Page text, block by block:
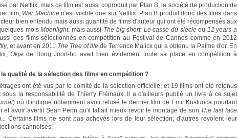
par Netflix, mais ce film est aussi coproduit par Plan B, la société de production de
film, War Machinen'est visible que sur Netflix. Plan B produit donc des films dans
bien entendu mais aussi quantité de films d'auteur qui ont été récompensés aux
moisMoonlight, mais aussi The big short: Le casse du siècleou 12 years a
des films sélectionnés en compétition au Festival de Cannes comme en 2012
, et avant en 2011 The Tree of life de Terrence Malick qui a obtenu la Palme d'or. En
Okja de Bong Joon-ho avait bien évidement toute sa place en compétition à
qualité de la sélection des films en compétition ?
ont été vus par le comité de la sélection officielle, et 19 films ont été retenus
sous la responsabilité de Thierry Frémaux. Il a d'ailleurs publié un livre à ce sujet
) où il indique notamment avoir refusé le dernier film de Emir Kusturica pourtant
et avoir avertit Sean Penn qu'il fallait mieux revoir le montage de son The last face
Certains films ne sont pas achevés lors de leur sélection, d'autres revoient leur
cannoises.